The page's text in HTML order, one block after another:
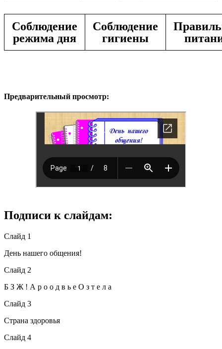
Соблюдение
режима дня
Соблюдение
гигиены
Предварительный просмотр:
Подписи к слайдам:
Слайд 1
День нашего общения!
Слайд 2
Б З Ж ! А р о о д в ь е О з т е л а
Слайд 3
Страна здоровья
Слайд 4